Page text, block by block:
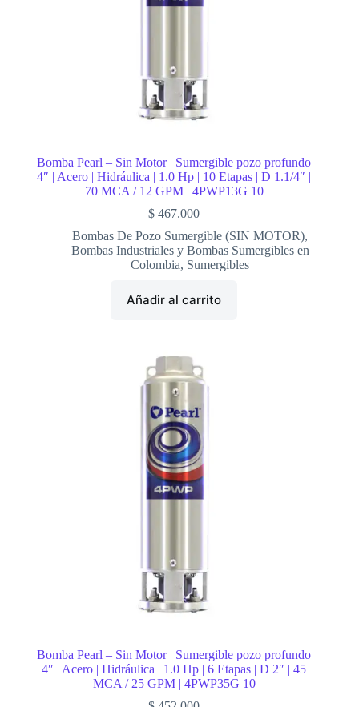
Bomba Pearl – Sin Motor | Sumergible pozo profundo
4″ | Acero | Hidráulica | 1.0 Hp | 10 Etapas | D 1.1/4″ |
70 MCA / 12 GPM | 4PWP13G 10
$ 467.000
Bombas De Pozo Sumergible (SIN MOTOR),
Bombas Industriales y Bombas Sumergibles en
Colombia, Sumergibles
Añadir al carrito
Bomba Pearl – Sin Motor | Sumergible pozo profundo
4″ | Acero | Hidráulica | 1.0 Hp | 6 Etapas | D 2″ | 45
MCA / 25 GPM | 4PWP35G 10